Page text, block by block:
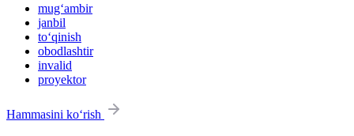
mug‘ambir
janbil
to‘qinish
obodlashtir
invalid
proyektor
Hammasini ko‘rish